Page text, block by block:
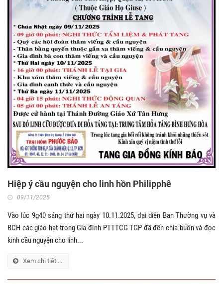
Hiệp ý cầu nguyện cho linh hồn Philipphê
09/11/2025
Vào lúc 9g40 sáng thứ hai ngày 10.11.2025, đại diện Ban Thường vụ và
BCH các giáo hạt trong Gia đình PTTTCG TGP đã đến chia buồn và đọc
kinh cầu nguyện cho linh...
Xem chi tiết.....